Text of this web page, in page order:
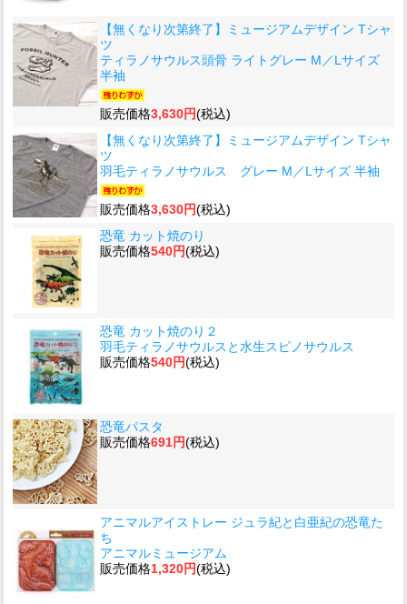
【無くなり次第終了】ミュージアムデザイン Tシャ
ツ
ティラノサウルス頭骨 ライトグレー M／Lサイズ
半袖
販売価格3,630円(税込)
【無くなり次第終了】ミュージアムデザイン Tシャ
ツ
羽毛ティラノサウルス グレー M／Lサイズ 半袖
販売価格3,630円(税込)
恐竜 カット焼のり
販売価格540円(税込)
恐竜 カット焼のり２
羽毛ティラノサウルスと水生スピノサウルス
販売価格540円(税込)
恐竜パスタ
販売価格691円(税込)
アニマルアイストレー ジュラ紀と白亜紀の恐竜た
ち
アニマルミュージアム
販売価格1,320円(税込)